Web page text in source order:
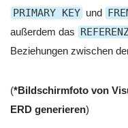
PRIMARY KEY und
außerdem das
Beziehungen zwischen
(*Bildschirmfoto von
ERD generieren)